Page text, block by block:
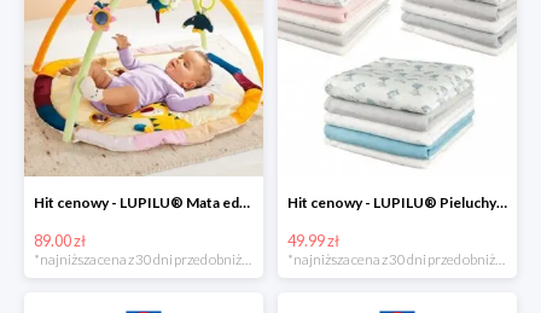
Hit cenowy - LUPILU® Mata edukacyjna dla niemowląt, 1 sztuka
89.00 zł
*najniższa cena z 30 dni przed obniżką
Hit cenowy - LUPILU® Pieluchy tetrowe 80x80 cm, z biobawełny, 5 sztuk
49.99 zł
*najniższa cena z 30 dni przed obniżką